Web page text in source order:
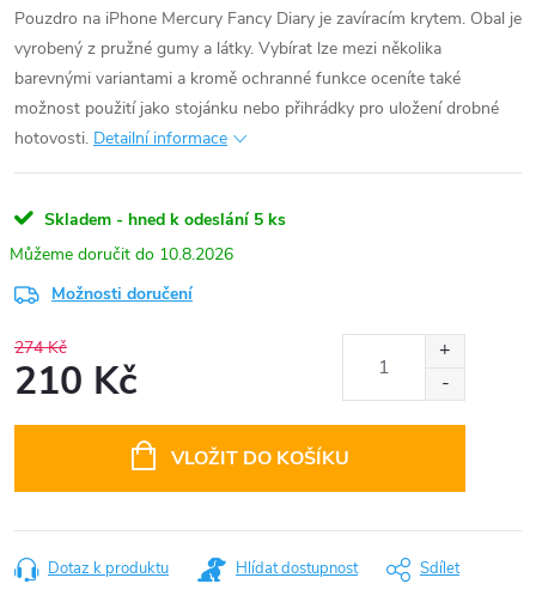
Pouzdro na iPhone Mercury Fancy Diary je zavíracím krytem. Obal je
vyrobený z pružné gumy a látky. Vybírat lze mezi několika
barevnými variantami a kromě ochranné funkce oceníte také
možnost použití jako stojánku nebo přihrádky pro uložení drobné
hotovosti. Detailní informace
Skladem - hned k odeslání 5 ks
10.8.2026
Možnosti doručení
274 Kč
210 Kč
VLOŽIT DO KOŠÍKU
Dotaz k produktu Hlídat dostupnost Sdílet